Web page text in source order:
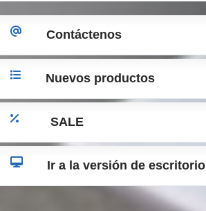
Contáctenos
Nuevos productos
SALE
Ir a la versión de escritorio